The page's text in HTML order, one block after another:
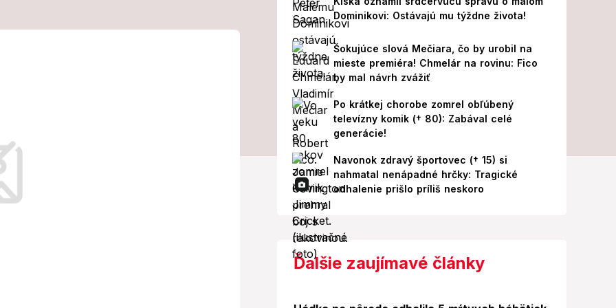
z Ruska
Dominikovi: Ostávajú mu týždne života!
Šokujúce slová Mečiara, čo by urobil na
mieste premiéra! Chmelár na rovinu: Fico
by mal návrh zvážiť
Po krátkej chorobe zomrel obľúbený
televízny komik († 80): Zabával celé
generácie!
Navonok zdravý športovec († 15) si
nahmatal nenápadné hrčky: Tragické
odhalenie prišlo príliš neskoro
Ďalšie zaujímavé články